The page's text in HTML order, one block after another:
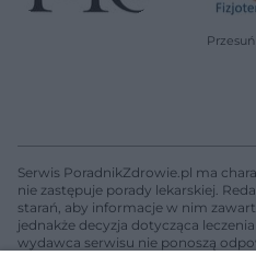
Serwis PoradnikZdrowie.pl ma
nie zastępuje porady lekarskiej.
starań, aby informacje w nim
jednakże decyzja dotycząca
wydawca serwisu nie ponoszą